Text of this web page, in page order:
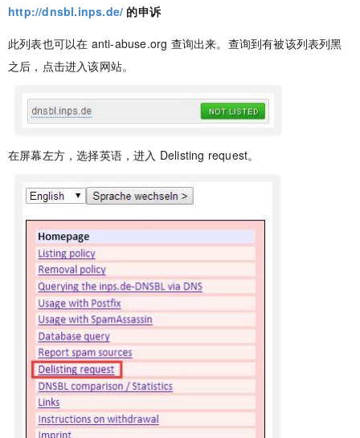
http://dnsbl.inps.de/ 的申诉
此列表也可以在 anti-abuse.org 查询出来。查询到有被该列表列黑
之后，点击进入该网站。
在屏幕左方，选择英语，进入 Delisting request。